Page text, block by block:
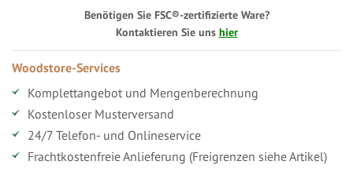
Benötigen Sie FSC®-zertifizierte Ware?
Kontaktieren Sie uns hier
Woodstore-Services
Komplettangebot und Mengenberechnung
Kostenloser Musterversand
24/7 Telefon- und Onlineservice
Frachtkostenfreie Anlieferung (Freigrenzen siehe Artikel)